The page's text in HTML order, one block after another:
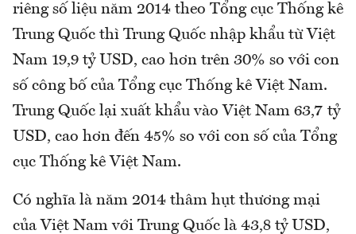
riêng số liệu năm 2014 theo Tổng cục Thống kê
Trung Quốc thì Trung Quốc nhập khẩu từ Việt
Nam 19,9 tỷ USD, cao hơn trên 30% so với con
số công bố của Tổng cục Thống kê Việt Nam.
Trung Quốc lại xuất khẩu vào Việt Nam 63,7 tỷ
USD, cao hơn đến 45% so với con số của Tổng
cục Thống kê Việt Nam.
Có nghĩa là năm 2014 thâm hụt thương mại
của Việt Nam với Trung Quốc là 43,8 tỷ USD,